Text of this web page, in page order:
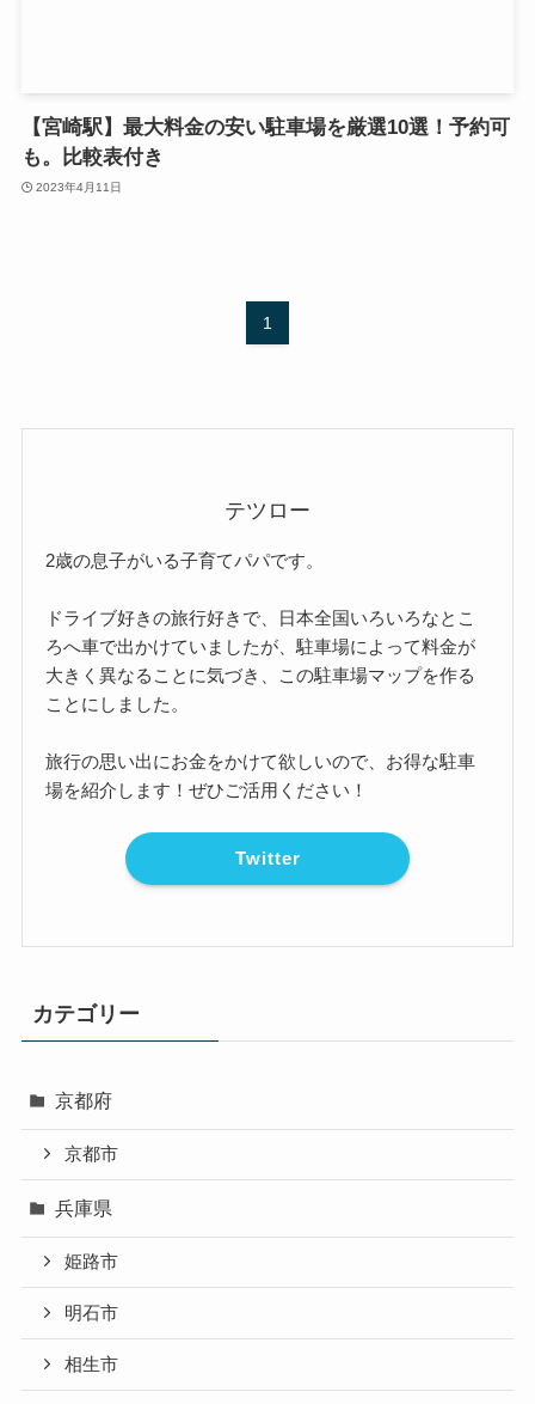
【宮崎駅】最大料金の安い駐車場を厳選10選！予約可
も。比較表付き
2023年4月11日
1
テツロー
2歳の息子がいる子育てパパです。
ドライブ好きの旅行好きで、日本全国いろいろなとこ
ろへ車で出かけていましたが、駐車場によって料金が
大きく異なることに気づき、この駐車場マップを作る
ことにしました。
旅行の思い出にお金をかけて欲しいので、お得な駐車
場を紹介します！ぜひご活用ください！
Twitter
カテゴリー
京都府
京都市
兵庫県
姫路市
明石市
相生市